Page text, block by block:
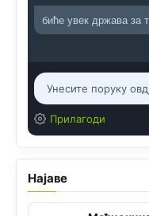
биће увек држава за
Прилагоди
Најаве